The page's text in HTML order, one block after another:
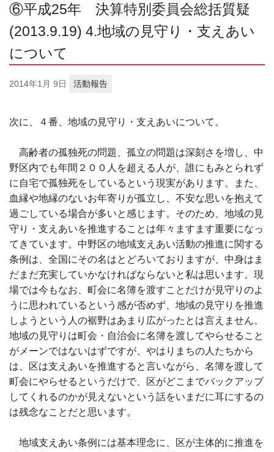
⑥平成25年 決算特別委員会総括質疑
(2013.9.19) 4.地域の見守り・支えあい
について
2014年1月 9日 活動報告
次に、４番、地域の見守り・支えあいについて。
高齢者の孤独死の問題、孤立の問題は深刻さを増し、中
野区内でも年間２００人を超える人が、誰にもみとられず
に自宅で孤独死をしているという現実があります。また、
血縁や地縁のないお年寄りが孤立し、不安な思いを抱えて
過ごしている場合が多いと感じます。そのため、地域の見
守り・支えあいを推進することは年々ますます重要になっ
てきています。中野区の地域支えあい活動の推進に関する
条例は、全国にその名はとどろいておりますが、中身はま
だまだ充実していかなければならないと私は思います。現
場では今もなお、町会に名簿を渡すことだけが見守りのよ
うに思われているという感が否めず、地域の見守りを推進
しようという人の裾野はあまり広がったとは言えません。
地域の見守りは町会・自治会に名簿を渡してやらせること
がメーンではないはずですが、やはりまちの人たちから
は、区は支えあいを推進すると言いながら、名簿を渡して
町会にやらせるというだけで、区がどこまでバックアップ
してくれるのかが見えないという話をいまだに耳にするの
は残念なことだと思います。
地域支えあい条例には基本理念に、区が主体的に推進を